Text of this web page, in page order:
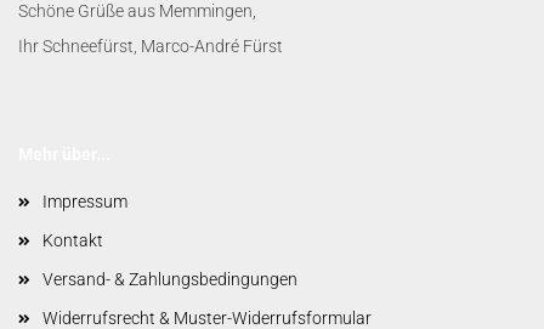
Schöne Grüße aus Memmingen,
Ihr Schneefürst, Marco-André Fürst
Impressum
Kontakt
Versand- & Zahlungsbedingungen
Widerrufsrecht & Muster-Widerrufsformular